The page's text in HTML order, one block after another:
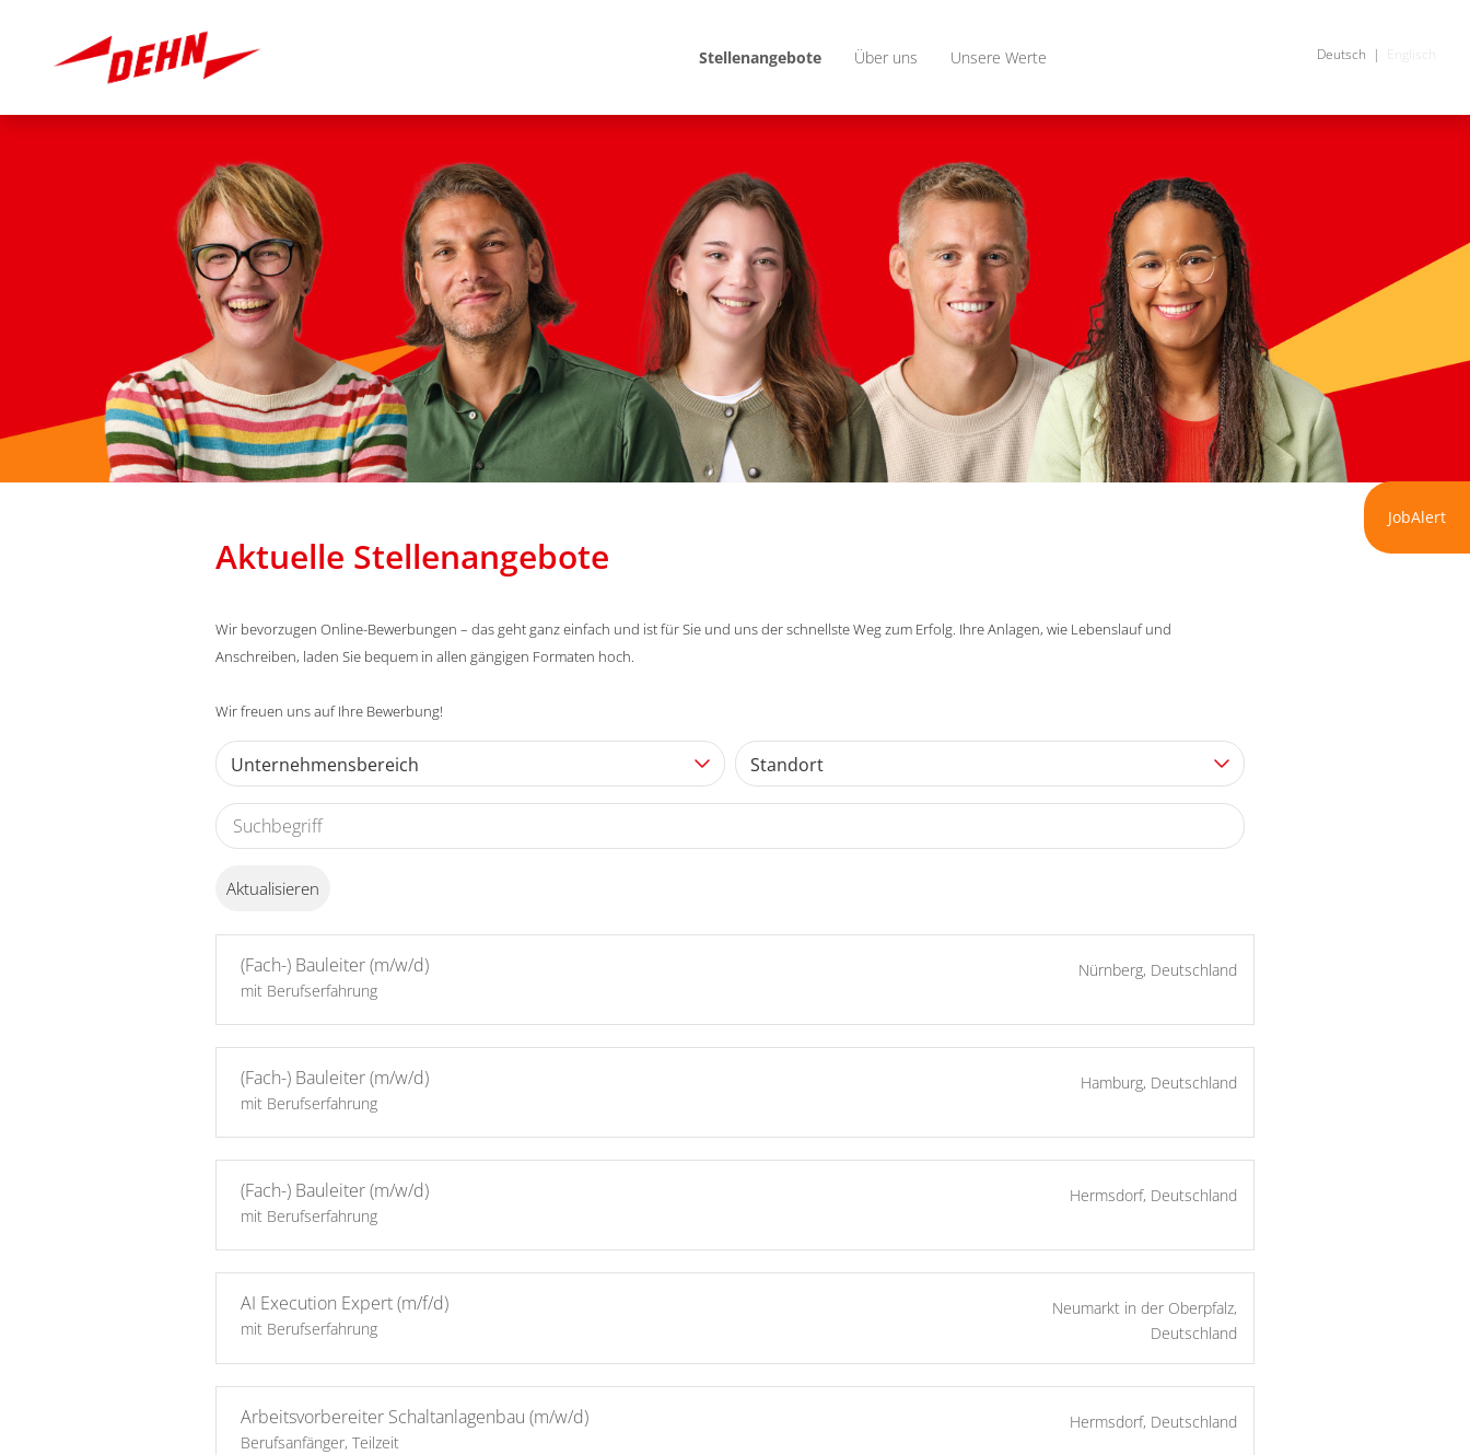
Deutsch Englisch
Stellenangebote Über uns Unsere Werte
Aktuelle Stellenangebote
Wir bevorzugen Online-Bewerbungen – das geht ganz einfach und ist für Sie und uns der schnellste Weg zum Erfolg. Ihre Anlagen, wie Lebenslauf und
Anschreiben, laden Sie bequem in allen gängigen Formaten hoch.
Wir freuen uns auf Ihre Bewerbung!
Unternehmensbereich Standort
Aktualisieren
(Fach-) Bauleiter (m/w/d)
mit Berufserfahrung
Nürnberg, Deutschland
(Fach-) Bauleiter (m/w/d)
mit Berufserfahrung
Hamburg, Deutschland
(Fach-) Bauleiter (m/w/d)
mit Berufserfahrung
Hermsdorf, Deutschland
AI Execution Expert (m/f/d)
mit Berufserfahrung
Neumarkt in der Oberpfalz,
Deutschland
Arbeitsvorbereiter Schaltanlagenbau (m/w/d)
Berufsanfänger, Teilzeit
Hermsdorf, Deutschland
JobAlert